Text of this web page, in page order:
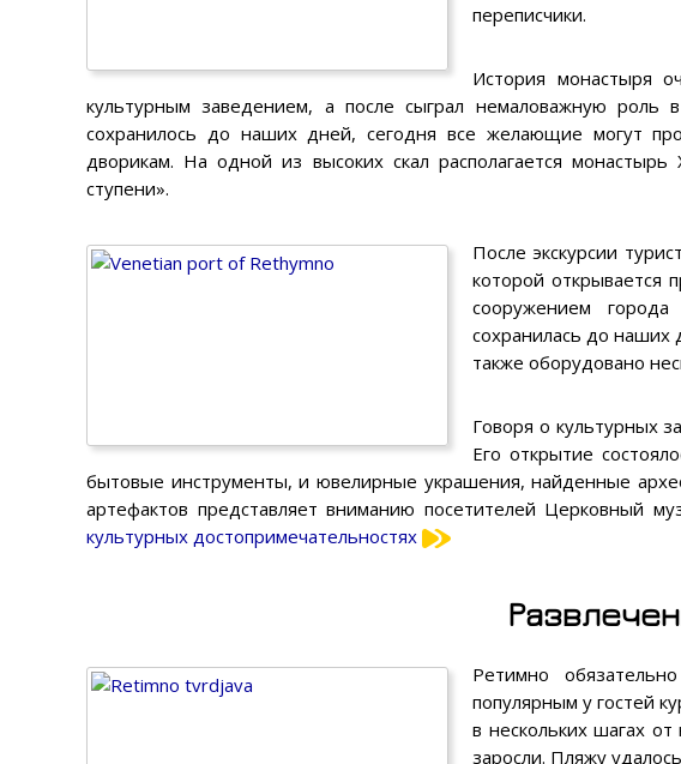
переписчики.
История монастыря
культурным заведением, а после сыграл немаловажную
сохранилось до наших дней, сегодня все желающие могут
дворикам. На одной из высоких скал располагается
ступени».
После экскурсии
которой открывается
сооружением
сохранилась до наших
также оборудовано
Говоря о культурных
Его открытие
бытовые инструменты, и ювелирные украшения, найденные
артефактов представляет вниманию посетителей Церковный
культурных достопримечательностях
Ретимно
популярным у гостей
в нескольких шагах
заросли. Пляжу